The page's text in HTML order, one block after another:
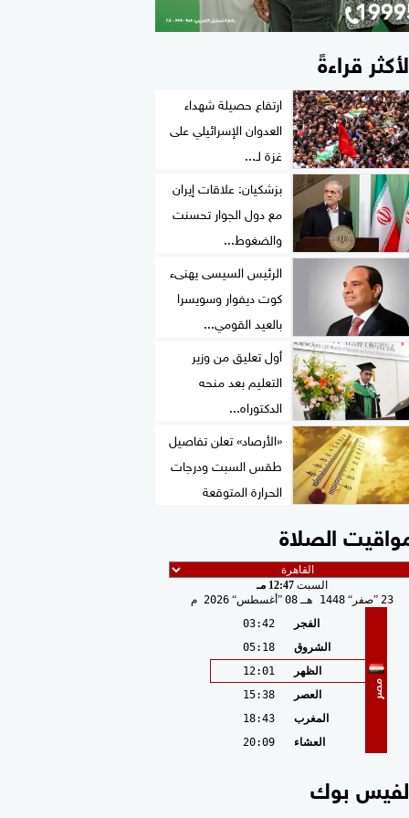
قراءةً
ارتفاع حصيلة شهداء
العدوان الإسرائيلي على
غزة لـ...
بزشكيان: علاقات إيران
مع دول الجوار تحسنت
والضغوط...
الرئيس السيسى يهنىء
كوت ديفوار وسويسرا
بالعيد القومي...
أول تعليق من وزير
التعليم بعد منحه
الدكتوراه...
«الأرصاد» تعلن تفاصيل
طقس السبت ودرجات
الحرارة المتوقعة
الصلاة
السبت 12:47 مـ
23 صفر 1448 هـ 08 أغسطس 2026 م
مصر
الفجر
03:42
الشروق
05:18
الظهر
12:01
العصر
15:38
المغرب
18:43
العشاء
20:09
بوك